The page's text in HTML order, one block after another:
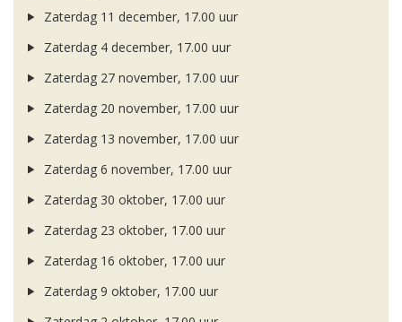
Zaterdag 11 december, 17.00 uur
Zaterdag 4 december, 17.00 uur
Zaterdag 27 november, 17.00 uur
Zaterdag 20 november, 17.00 uur
Zaterdag 13 november, 17.00 uur
Zaterdag 6 november, 17.00 uur
Zaterdag 30 oktober, 17.00 uur
Zaterdag 23 oktober, 17.00 uur
Zaterdag 16 oktober, 17.00 uur
Zaterdag 9 oktober, 17.00 uur